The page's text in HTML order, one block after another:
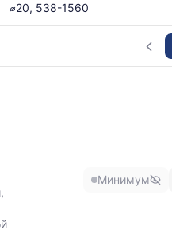
⌀20, 538-1560
максимальной Минимум